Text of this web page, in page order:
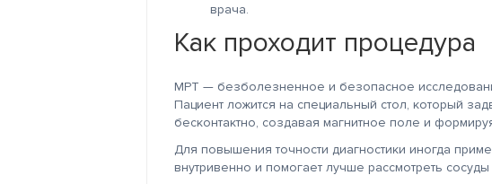
врача.
Как проходит процедура
МРТ — безболезненное и безопасное
Пациент ложится на специальный стол, который
бесконтактно, создавая магнитное поле и
Для повышения точности диагностики иногда
внутривенно и помогает лучше рассмотреть сосуды